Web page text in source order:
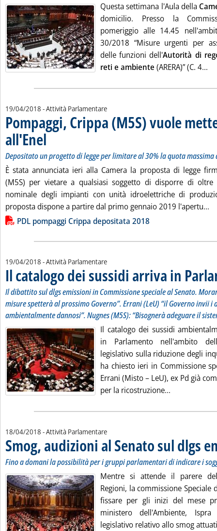
Questa settimana l'Aula della
domicilio. Presso la
pomeriggio alle 14.45
30/2018 “Misure urgenti per
delle funzioni dell'Autorità di
reti e ambiente (ARERA)” (C. 4...
19/04/2018 - Attività Parlamentare
Pompaggi, Crippa (M5S) vuole
all'Enel. Sottotitolo: Depositato un progetto di legge per limitare al 30% la quota
. Pubblicata giovedì 19 aprile 2018 alle 15.39.
Depositato un progetto di legge per limitare al 30% la quota massima
È stata annunciata ieri alla Camera la proposta di legge
(M5S) per vietare a qualsiasi soggetto di disporre di
nominale degli impianti con unità idroelettriche di
proposta dispone a partire dal primo gennaio 2019 l'apertu...
Lista allegati PDF alla notizia
PDL pompaggi Crippa depositata 2018
19/04/2018 - Attività Parlamentare
Il catalogo dei sussidi arriva in
Il dibattito sul dlgs emissioni in Commissione speciale al Senato.
misure spetterà al prossimo Governo”. Errani (LeU) “il Governo invii i
ambientalmente dannosi”. Nugnes (M5S): “Bisognerà adeguare il
Il catalogo dei sussidi
in Parlamento nell'ambito
legislativo sulla riduzione degli
ha chiesto ieri in Commissione
Errani (Misto – LeU), ex Pd già
per la ricostruzione...
18/04/2018 - Attività Parlamentare
Smog, audizioni al Senato sul dlgs
Fino a domani la possibilità per i gruppi parlamentari di indicare i
Mentre si attende il parere
Regioni, la commissione Speciale
fissare per gli inizi del mese
ministero dell'Ambiente,
legislativo relativo allo smog